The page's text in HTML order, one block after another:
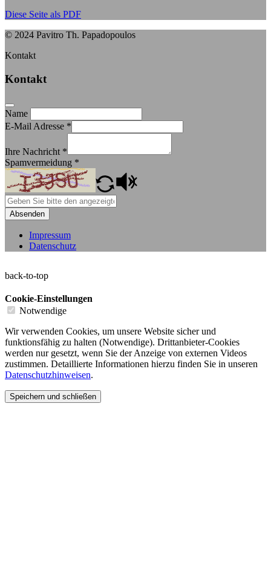
Diese Seite als PDF
© 2024 Pavitro Th. Papadopoulos
Kontakt
Kontakt
Name
E-Mail Adresse *
Ihre Nachricht *
Spamvermeidung *
Absenden
Impressum
Datenschutz
back-to-top
Cookie-Einstellungen
Notwendige
Wir verwenden Cookies, um unsere Website sicher und
funktionsfähig zu halten (Notwendige). Drittanbieter-Cookies
werden nur gesetzt, wenn Sie der Anzeige von externen Videos
zustimmen. Detaillierte Informationen hierzu finden Sie in unseren
Datenschutzhinweisen.
Speichern und schließen